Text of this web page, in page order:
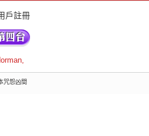
戶註冊
,
咒怨凶間